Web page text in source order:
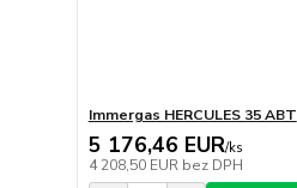
Immergas HERCULES 35 ABT
5 176,46 EUR/ks
4 208,50 EUR bez DPH